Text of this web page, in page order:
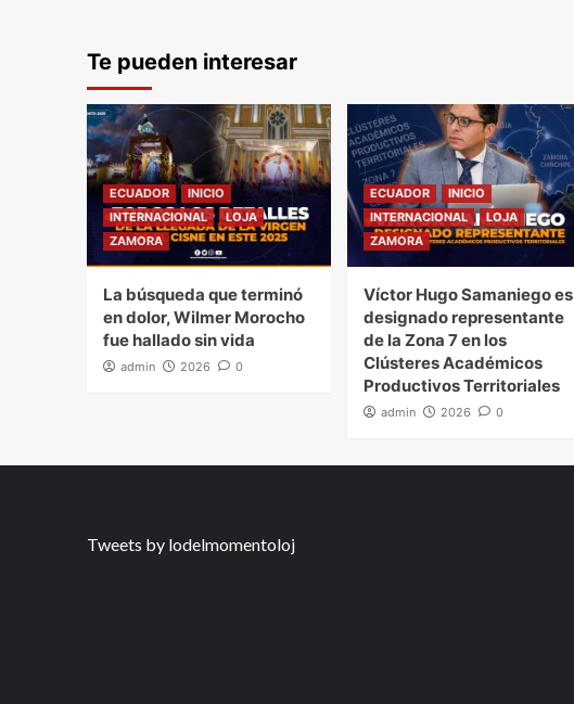
Te pueden interesar
ECUADOR
INICIO
INTERNACIONAL
LOJA
ZAMORA
La búsqueda que terminó
en dolor, Wilmer Morocho
fue hallado sin vida
admin 2026 0
ECUADOR
INICIO
INTERNACIONAL
LOJA
ZAMORA
Víctor Hugo Samaniego es
designado representante
de la Zona 7 en los
Clústeres Académicos
Productivos Territoriales
admin 2026 0
Tweets by lodelmomentoloj